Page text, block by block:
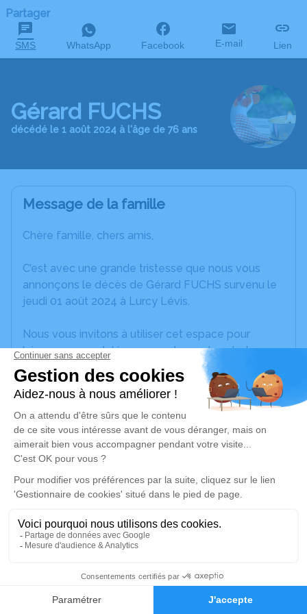
Faire-part Hommages
Partager
SMS WhatsApp Facebook E-mail Lien
Gérard FUCHS
décédé le 1 août 2024 à l'âge de 76 ans
Message de la famille
Chère famille, chers amis,
C’est avec une grande tristesse que nous vous
annonçons le décès de Gérard FUCHS survenu le
jeudi 01 août 2024 à Lurcy Lévis.
Nous vous invitons à utiliser cet espace pour
laisser vos condoléances, partager des photos
souvenirs, une anecdote ou exprimer vos pensées
à travers des poèmes ou des textes. Cet endroit
est un lieu d'expression dédié à honorer la
mémoire de Gérard FUCHS.
Un service de plantation d’arbre hommage est
disponible ici.
Je rends hommage
Cérémonie civile
Crématorium d'Yzeure
03400 Yzeure